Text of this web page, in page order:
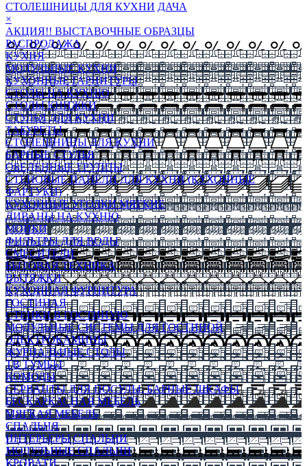
СТОЛЕШНИЦЫ ДЛЯ КУХНИ ДАЧА
×
АКЦИЯ!! ВЫСТАВОЧНЫЕ ОБРАЗЦЫ
РАСПРОДАЖА
КУХНЯ
МОДУЛЬНЫЕ КУХНИ
КУХОННЫЕ ГАРНИТУРЫ
СТОЛЫ НА КУХНЮ
СТОЛЫ КНИЖКИ
СТУЛЬЯ ДЛЯ КУХНИ
ТАБУРЕТЫ
СТОЛЕШНИЦЫ ДЛЯ КУХНИ
БАРНЫЕ СТУЛЬЯ
ОБЕДЕННЫЕ ГРУППЫ
СТЕНОВЫЕ ПАНЕЛИ ДЛЯ КУХНИ (КУХОННЫЕ
ФАРТУКИ)
КУХОННЫЕ УГОЛКИ МЯГКИЕ
ДИВАНЫ НА КУХНЮ
МОЙКИ
ФИЛЬТРЫ ДЛЯ ВОДЫ
СМЕСИТЕЛИ
БЫТОВАЯ ТЕХНИКА
ВЫТЯЖКИ
КУХОННАЯ ФУРНИТУРА
ГОСТИНАЯ
СТЕНКИ В ГОСТИНУЮ
МОДУЛЬНЫЕ СИСТЕМЫ ДЛЯ ГОСТИНОЙ
ЭЛЕКТРОКАМИНЫ
ЖУРНАЛЬНЫЕ СТОЛЫ
ТВ ТУМБЫ
КОМОДЫ
СЕРВАНТЫ ДЛЯ ПОСУДЫ, БАРНЫЕ ШКАФЫ
БЕСКАРКАСНАЯ МЕБЕЛЬ
МЯГКАЯ МЕБЕЛЬ
СПАЛЬНЯ
ИНТЕРЬЕРЫ СПАЛЬНИ
МОДУЛЬНЫЕ СПАЛЬНИ
КРОВАТИ